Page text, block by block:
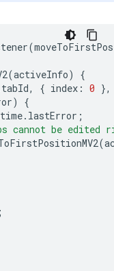
(
(activeInfo)
{
tabId, { index : 0 },
)
{
. lastError ;
cannot be edited
(